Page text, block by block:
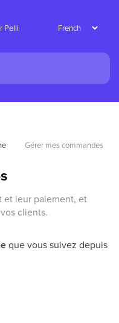
Pelli
Gérer mes commandes
et leur paiement, et
clients.
que vous suivez depuis